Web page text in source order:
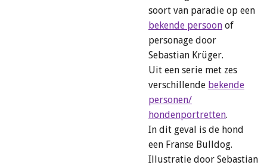
soort van paradie op een
bekende persoon of
personage door
Sebastian Krüger.
Uit een serie met zes
verschillende bekende
personen/
hondenportretten.
In dit geval is de hond
een Franse Bulldog.
Illustratie door Sebastian